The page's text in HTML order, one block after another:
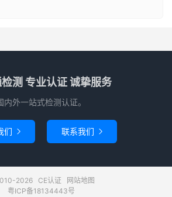
检测 专业认证 诚挚服务
内外一站式检测认证。
们  联系我们 
2026 CE认证
网站地图
粤ICP备18134443号